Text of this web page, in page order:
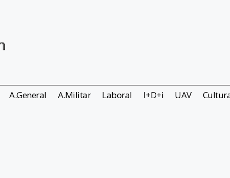
A.General A.Militar Laboral I+D+i UAV